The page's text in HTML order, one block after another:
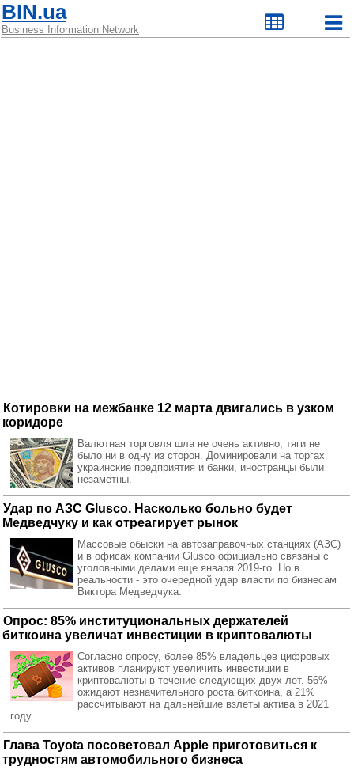
BIN.ua
Business Information Network
Котировки на межбанке 12 марта двигались в узком
коридоре
Валютная торговля шла не очень активно, тяги не
было ни в одну из сторон. Доминировали на торгах
украинские предприятия и банки, иностранцы были
незаметны.
Удар по АЗС Glusco. Насколько больно будет
Медведчуку и как отреагирует рынок
Массовые обыски на автозаправочных станциях (АЗС)
и в офисах компании Glusco официально связаны с
уголовными делами еще января 2019-го. Но в
реальности - это очередной удар власти по бизнесам
Виктора Медведчука.
Опрос: 85% институциональных держателей
биткоина увеличат инвестиции в криптовалюты
Согласно опросу, более 85% владельцев цифровых
активов планируют увеличить инвестиции в
криптовалюты в течение следующих двух лет. 56%
ожидают незначительного роста биткоина, а 21%
рассчитывают на дальнейшие взлеты актива в 2021
году.
Глава Toyota посоветовал Apple приготовиться к
трудностям автомобильного бизнеса